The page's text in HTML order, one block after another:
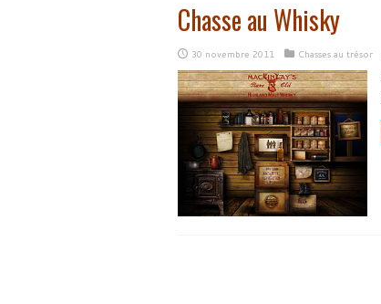
Chasse au Whisky
30 novembre 2011 Chasses au trésor